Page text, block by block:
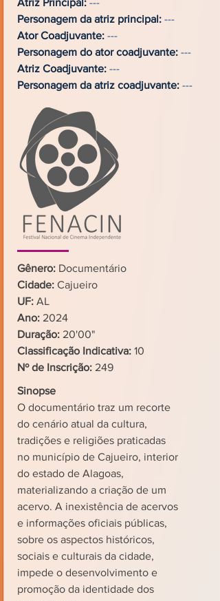
Atriz Principal: ---
Personagem da atriz principal: ---
Ator Coadjuvante: ---
Personagem do ator coadjuvante: ---
Atriz Coadjuvante: ---
Personagem da atriz coadjuvante: ---
Gênero: Documentário
Cidade: Cajueiro
UF: AL
Ano: 2024
Duração: 20'00"
Classificação Indicativa: 10
Nº de Inscrição: 249
Sinopse
O documentário traz um recorte
do cenário atual da cultura,
tradições e religiões praticadas
no município de Cajueiro, interior
do estado de Alagoas,
materializando a criação de um
acervo. A inexistência de acervos
e informações oficiais públicas,
sobre os aspectos históricos,
sociais e culturais da cidade,
impede o desenvolvimento e
promoção da identidade dos